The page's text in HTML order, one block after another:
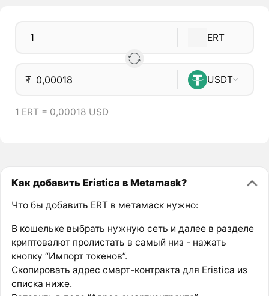
ERT
₮ USDT
1 ERT = 0,00018 USD
Как добавить Eristica в Metamask?
Что бы добавить ERT в метамаск нужно:
В кошельке выбрать нужную сеть и далее в разделе
криптовалют пролистать в самый низ - нажать
кнопку “Импорт токенов”.
Скопировать адрес смарт-контракта для Eristica из
списка ниже.